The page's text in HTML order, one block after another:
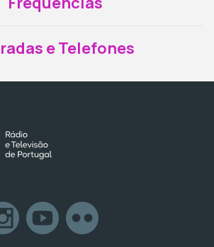
e Telefones